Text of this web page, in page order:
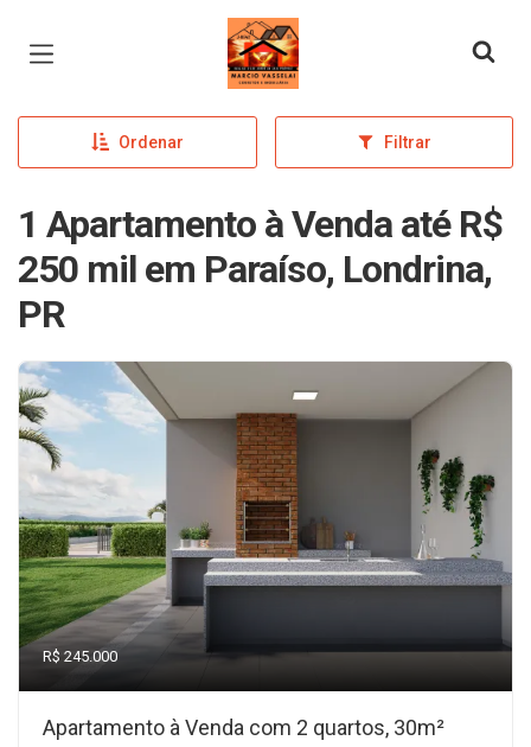
Página inicial
Ordenar Filtrar
1 Apartamento à Venda até R$
250 mil em Paraíso, Londrina,
PR
R$ 245.000
Apartamento à Venda com 2 quartos, 30m²